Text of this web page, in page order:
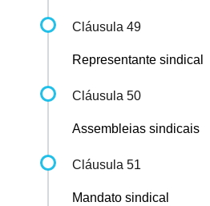
Cláusula 49
Representante sindical
Cláusula 50
Assembleias sindicais
Cláusula 51
Mandato sindical